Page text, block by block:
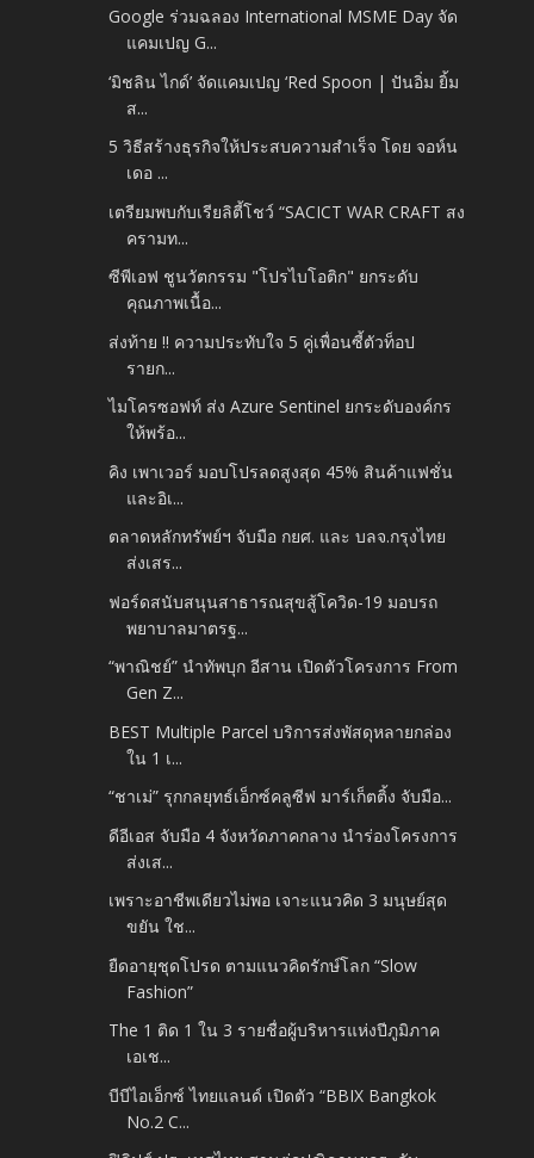
Google ร่วมฉลอง International MSME Day จัด
แคมเปญ G...
‘มิชลิน ไกด์’ จัดแคมเปญ ‘Red Spoon | ปันอิ่ม ยิ้ม
ส...
5 วิธีสร้างธุรกิจให้ประสบความสำเร็จ โดย จอห์น
เดอ ...
เตรียมพบกับเรียลิตี้โชว์ “SACICT WAR CRAFT สง
ครามท...
ซีพีเอฟ ชูนวัตกรรม "โปรไบโอติก" ยกระดับ
คุณภาพเนื้อ...
ส่งท้าย !! ความประทับใจ 5 คู่เพื่อนซี้ตัวท็อป
รายก...
ไมโครซอฟท์ ส่ง Azure Sentinel ยกระดับองค์กร
ให้พร้อ...
คิง เพาเวอร์ มอบโปรลดสูงสุด 45% สินค้าแฟชั่น
และอิเ...
ตลาดหลักทรัพย์ฯ จับมือ กยศ. และ บลจ.กรุงไทย
ส่งเสร...
ฟอร์ดสนับสนุนสาธารณสุขสู้โควิด-19 มอบรถ
พยาบาลมาตรฐ...
“พาณิชย์” นำทัพบุก อีสาน เปิดตัวโครงการ From
Gen Z...
BEST Multiple Parcel บริการส่งพัสดุหลายกล่อง
ใน 1 เ...
“ชาเม่” รุกกลยุทธ์เอ็กซ์คลูซีฟ มาร์เก็ตติ้ง จับมือ...
ดีอีเอส จับมือ 4 จังหวัดภาคกลาง นำร่องโครงการ
ส่งเส...
เพราะอาชีพเดียวไม่พอ เจาะแนวคิด 3 มนุษย์สุด
ขยัน ใช...
ยืดอายุชุดโปรด ตามแนวคิดรักษ์โลก “Slow
Fashion”
The 1 ติด 1 ใน 3 รายชื่อผู้บริหารแห่งปีภูมิภาค
เอเช...
บีบีไอเอ็กซ์ ไทยแลนด์ เปิดตัว “BBIX Bangkok
No.2 C...